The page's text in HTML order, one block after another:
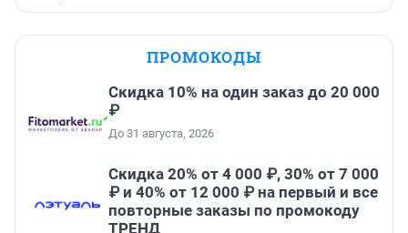
ПРОМОКОДЫ
Скидка 10% на один заказ до 20 000
₽
До 31 августа, 2026
Скидка 20% от 4 000 ₽, 30% от 7 000
₽ и 40% от 12 000 ₽ на первый и все
повторные заказы по промокоду
ТРЕНД